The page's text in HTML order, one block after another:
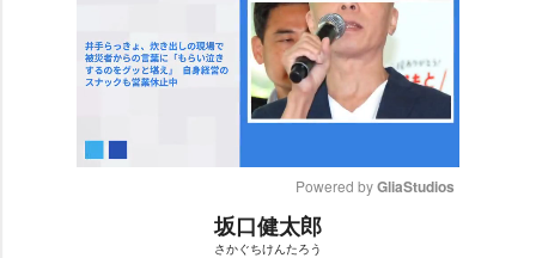
Powered by GliaStudios
坂口健太郎
さかぐちけんたろう